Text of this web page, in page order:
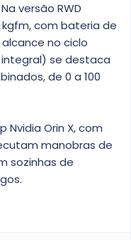
versão RWD
kgfm, com bateria de
alcance no ciclo
se destaca
de 0 a 100
Nvidia Orin X, com
manobras de
sozinhas de